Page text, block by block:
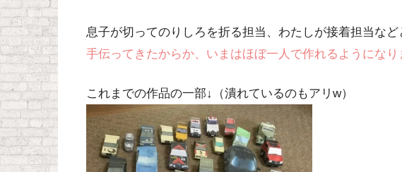
息子が切ってのりしろを折る担当、わたしが接着担当など
手伝ってきたからか、いまはほぼ一人で作れるようになり
これまでの作品の一部↓（潰れているのもアリw）